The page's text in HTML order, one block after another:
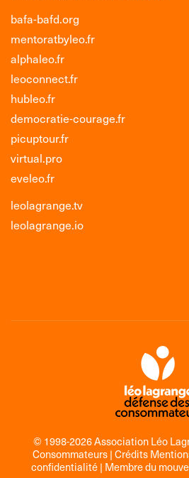
bafa-bafd.org
mentoratbyleo.fr
alphaleo.fr
leoconnect.fr
hubleo.fr
democratie-courage.fr
picuptour.fr
virtual.pro
eveleo.fr
leolagrange.tv
leolagrange.io
© 1998-2026 Association Léo
Consommateurs | Crédits
confidentialité | Membre du